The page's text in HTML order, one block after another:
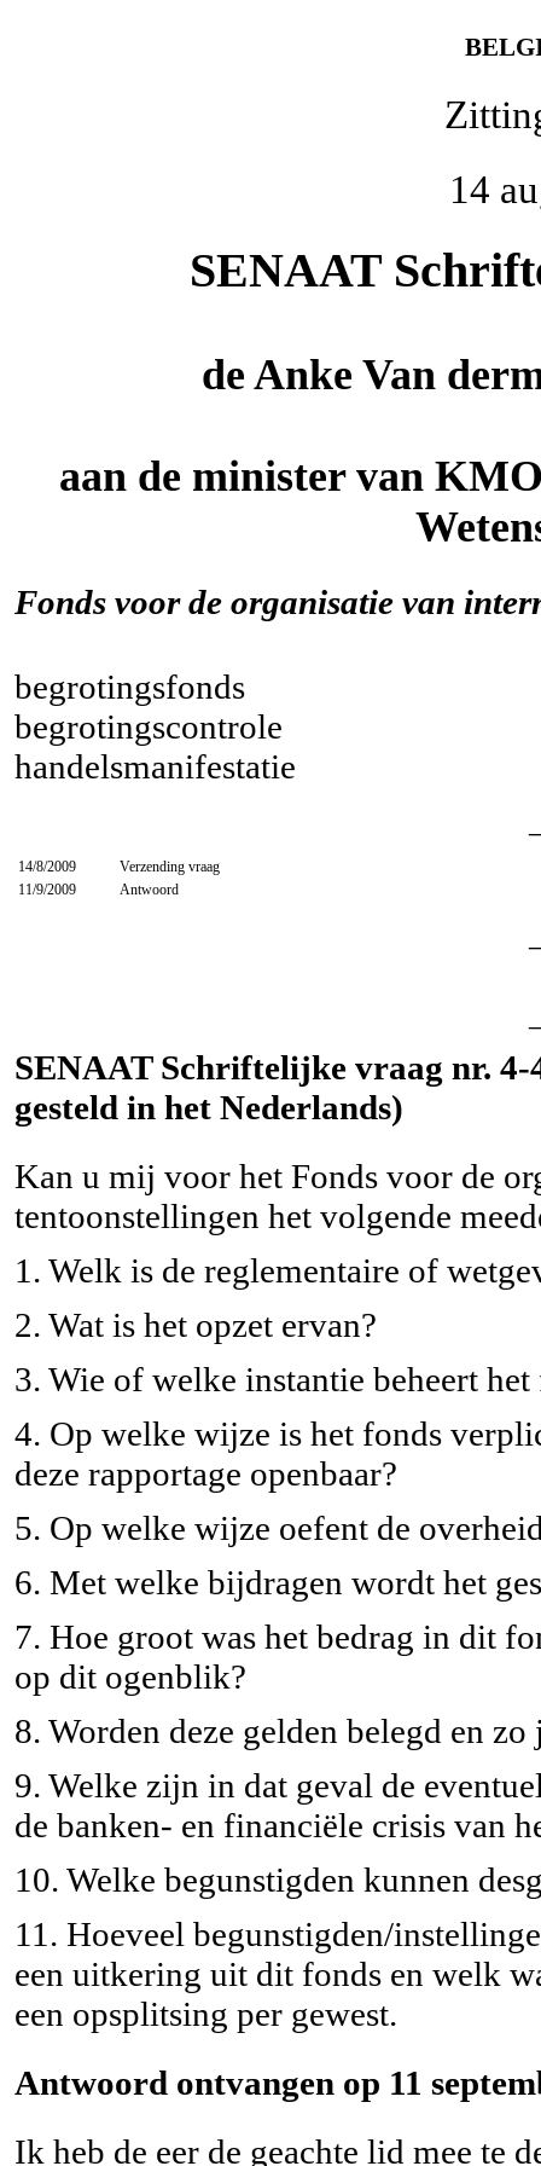
14
SENAAT
de Anke Van
aan de minister van
Fonds voor de organisatie van
begrotingsfonds
begrotingscontrole
handelsmanifestatie
14/8/2009
Verzending vraag
11/9/2009
Antwoord
SENAAT Schriftelijke vraag nr. 4-
gesteld in het Nederlands)
Kan u mij voor het Fonds voor de
tentoonstellingen het volgende
1. Welk is de reglementaire of
2. Wat is het opzet ervan?
3. Wie of welke instantie beheert het
4. Op welke wijze is het fonds
deze rapportage openbaar?
5. Op welke wijze oefent de
6. Met welke bijdragen wordt het
7. Hoe groot was het bedrag in dit
op dit ogenblik?
8. Worden deze gelden belegd en
9. Welke zijn in dat geval de
de banken- en financiële crisis van
10. Welke begunstigden kunnen
11. Hoeveel begunstigden/
een uitkering uit dit fonds en welk
een opsplitsing per gewest.
Antwoord ontvangen op 11
Ik heb de eer de geachte lid mee te